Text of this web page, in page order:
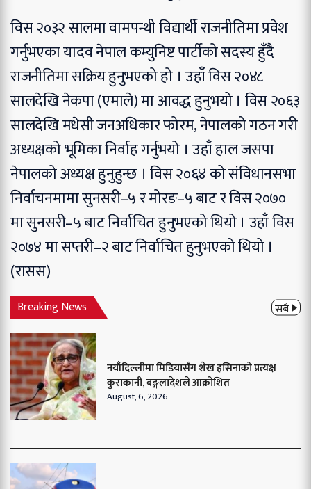
विस २०३२ सालमा वामपन्थी विद्यार्थी राजनीतिमा प्रवेश
गर्नुभएका यादव नेपाल कम्युनिष्ट पार्टीको सदस्य हुँदै
राजनीतिमा सक्रिय हुनुभएको हो । उहाँ विस २०४८
सालदेखि नेकपा (एमाले) मा आवद्ध हुनुभयो । विस २०६३
सालदेखि मधेसी जनअधिकार फोरम, नेपालको गठन गरी
अध्यक्षको भूमिका निर्वाह गर्नुभयो । उहाँ हाल जसपा
नेपालको अध्यक्ष हुनुहुन्छ । विस २०६४ को संविधानसभा
निर्वाचनमामा सुनसरी–५ र मोरङ–५ बाट र विस २०७०
मा सुनसरी–५ बाट निर्वाचित हुनुभएको थियो । उहाँ विस
२०७४ मा सप्तरी–२ बाट निर्वाचित हुनुभएको थियो ।
(रासस)
Breaking News सबै
नयाँदिल्लीमा मिडियासँग शेख हसिनाको प्रत्यक्ष
कुराकानी, बङ्गलादेशले आक्रोशित
August, 6, 2026